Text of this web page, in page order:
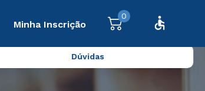
Minha Inscrição
0
Dúvidas